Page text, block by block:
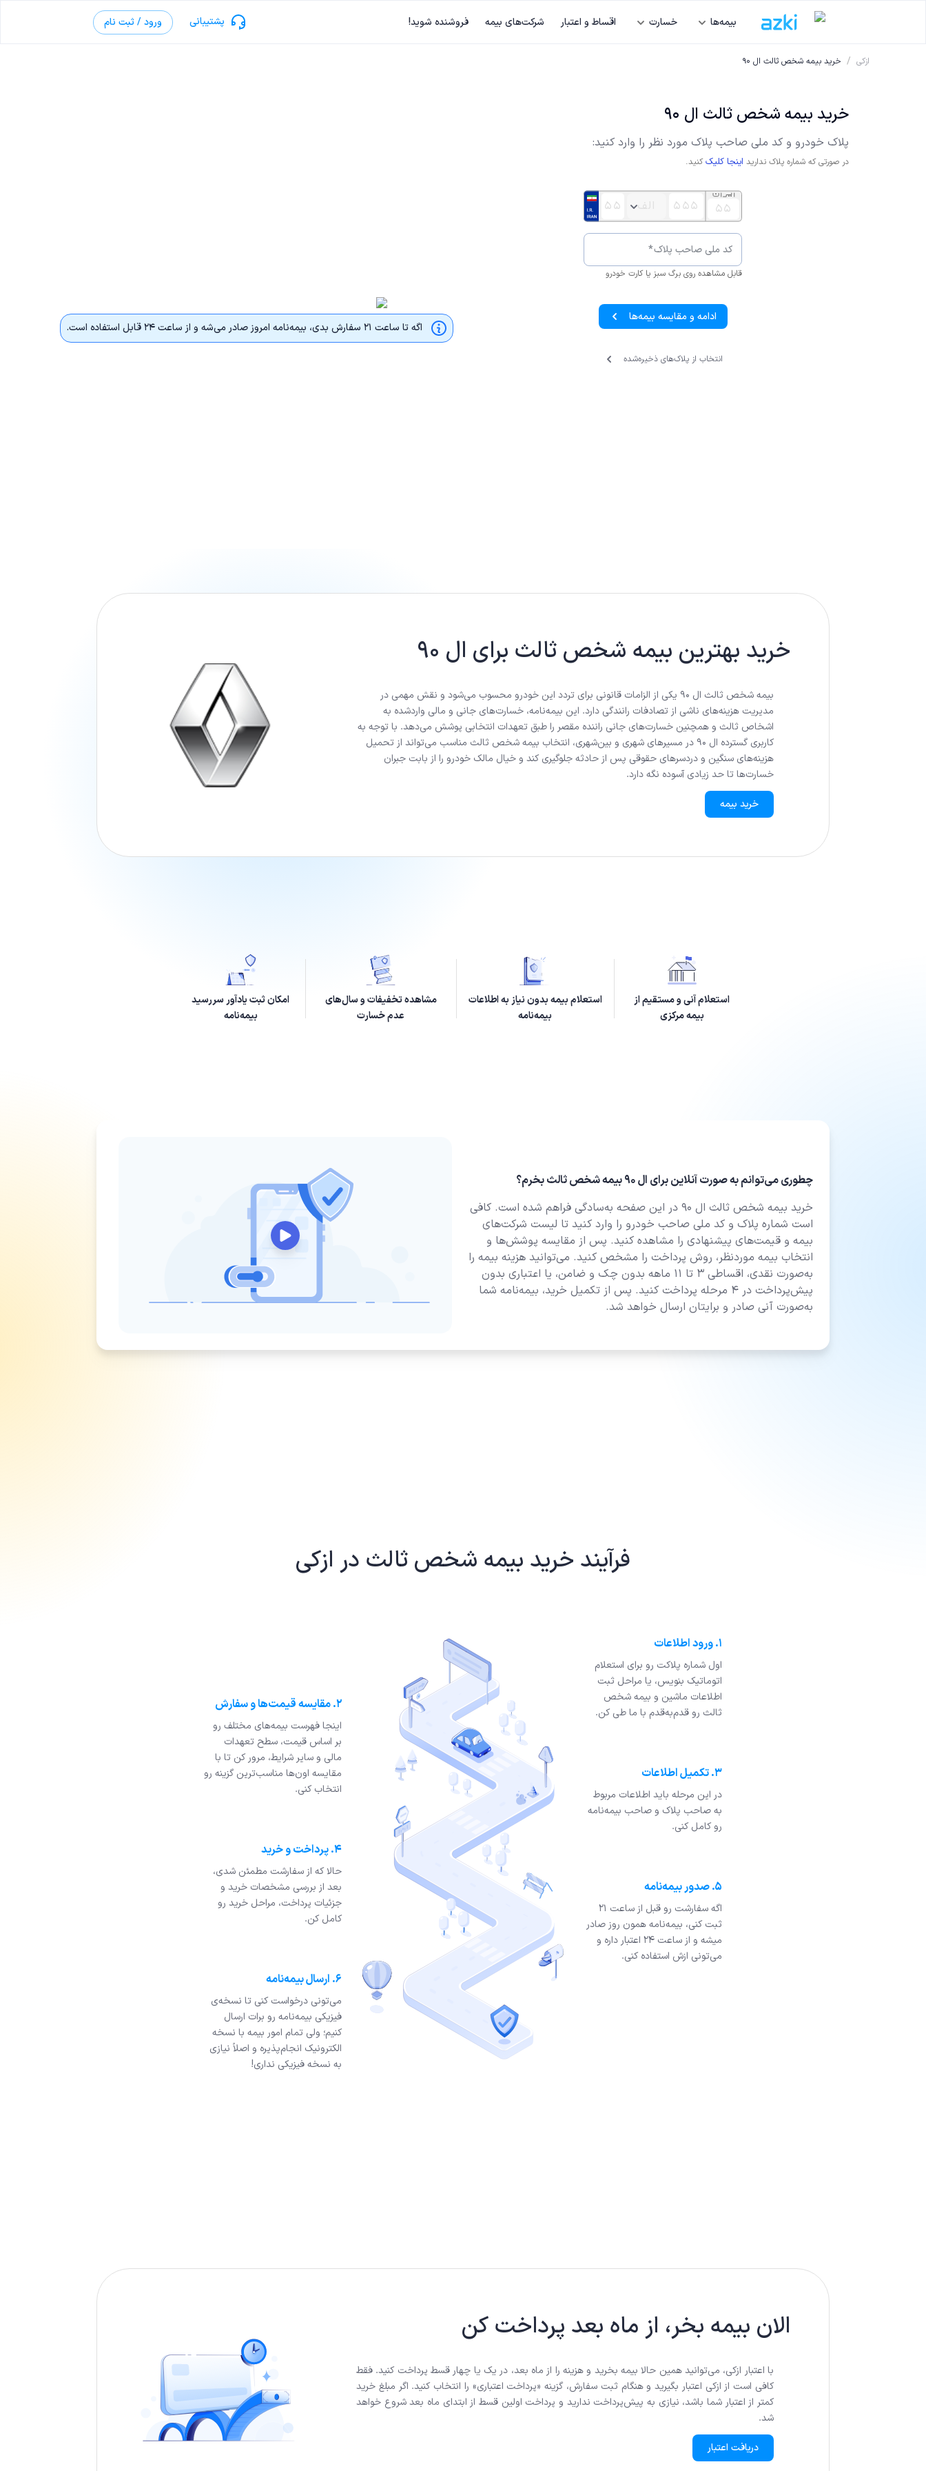
بیمه‌ها خسارت اقساط و اعتبار شرکت‌های بیمه فروشنده شوید! پشتیبانی ورود / ثبت نام
ازکی / خرید بیمه شخص ثالث ال 90
خرید بیمه شخص ثالث ال 90
پلاک خودرو و کد ملی صاحب پلاک مورد نظر را وارد کنید:
در صورتی که شماره پلاک ندارید اینجا کلیک کنید.
کد ملی صاحب پلاک*
قابل مشاهده روی برگ سبز یا کارت خودرو
ادامه و مقایسه بیمه‌ها
انتخاب از پلاک‌های ذخیره‌‌شده
اگه تا ساعت ۲۱ سفارش بدی، بیمه‌نامه امروز صادر می‌شه و از ساعت ۲۴ قابل استفاده‌ است.
خرید بهترین بیمه شخص ثالث برای ال 90
بیمه شخص ثالث ال 90 یکی از الزامات قانونی برای تردد این خودرو محسوب می‌شود و نقش مهمی در
مدیریت هزینه‌های ناشی از تصادفات رانندگی دارد. این بیمه‌نامه، خسارت‌های جانی و مالی واردشده به
اشخاص ثالث و همچنین خسارت‌های جانی راننده مقصر را طبق تعهدات انتخابی پوشش می‌دهد. با توجه به
کاربری گسترده ال 90 در مسیرهای شهری و بین‌شهری، انتخاب بیمه شخص ثالث مناسب می‌تواند از تحمیل
هزینه‌های سنگین و دردسرهای حقوقی پس از حادثه جلوگیری کند و خیال مالک خودرو را از بابت جبران
خسارت‌ها تا حد زیادی آسوده نگه دارد.
خرید بیمه
استعلام آنی و مستقیم از
بیمه مرکزی
استعلام بیمه بدون نیاز به اطلاعات
بیمه‌نامه
مشاهده تخفیفات و سال‌های
عدم خسارت
امکان ثبت یادآور سررسید
بیمه‌نامه
چطوری می‌توانم به صورت آنلاین برای ال 90 بیمه شخص ثالث بخرم؟
خرید بیمه شخص ثالث ال 90 در این صفحه به‌سادگی فراهم شده است. کافی
است شماره پلاک و کد ملی صاحب خودرو را وارد کنید تا لیست شرکت‌های
بیمه و قیمت‌های پیشنهادی را مشاهده کنید. پس از مقایسه پوشش‌ها و
انتخاب بیمه موردنظر، روش پرداخت را مشخص کنید. می‌توانید هزینه بیمه را
به‌صورت نقدی، اقساطی ۳ تا ۱۱ ماهه بدون چک و ضامن، یا اعتباری بدون
پیش‌پرداخت در ۴ مرحله پرداخت کنید. پس از تکمیل خرید، بیمه‌نامه شما
به‌صورت آنی صادر و برایتان ارسال خواهد شد.
فرآیند خرید بیمه شخص ثالث در ازکی
۱. ورود اطلاعات
اول شماره پلاکت رو برای استعلام
اتوماتیک بنویس، یا مراحل ثبت
اطلاعات ماشین و بیمه شخص
ثالث رو قدم‌به‌قدم با ما طی کن.
۳. تکمیل اطلاعات
در این مرحله باید اطلاعات مربوط
به صاحب پلاک و صاحب بیمه‌نامه
رو کامل کنی.
۵. صدور بیمه‌نامه
اگه سفارشت رو قبل از ساعت ۲۱
ثبت کنی، بیمه‌نامه همون روز صادر
میشه و از ساعت ۲۴ اعتبار داره و
می‌تونی ازش استفاده کنی.
۲. مقایسه قیمت‌ها و سفارش
اینجا فهرست بیمه‌های مختلف رو
بر اساس قیمت، سطح تعهدات
مالی و سایر شرایط، مرور کن تا با
مقایسه‌ اون‌ها مناسب‌ترین گزینه رو
انتخاب کنی.
۴. پرداخت و خرید
حالا که از سفارشت مطمئن شدی،
بعد از بررسی مشخصات خرید و
جزئیات پرداخت، مراحل خرید رو
کامل کن.
۶. ارسال بیمه‌نامه
می‌تونی درخواست کنی تا نسخه‌ی
فیزیکی بیمه‌نامه رو برات ارسال
‌کنیم؛ ولی تمام امور بیمه با نسخه‌
الکترونیک انجام‌پذیره و اصلاً نیازی
به نسخه‌ فیزیکی نداری!
الان بیمه بخر، از ماه بعد پرداخت کن
با اعتبار ازکی، می‌توانید همین حالا بیمه بخرید و هزینه را از ماه بعد، در یک یا چهار قسط پرداخت کنید. فقط
کافی است از ازکی اعتبار بگیرید و هنگام ثبت سفارش، گزینه «پرداخت اعتباری» را انتخاب کنید. اگر مبلغ خرید
کمتر از اعتبار شما باشد، نیازی به پیش‌پرداخت ندارید و پرداخت اولین قسط از ابتدای ماه بعد شروع خواهد
شد.
دریافت اعتبار